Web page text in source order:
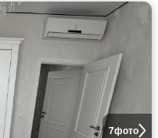
7фото